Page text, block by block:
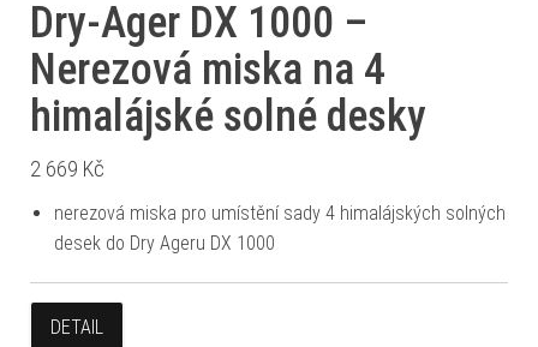
Dry-Ager DX 1000 –
Nerezová miska na 4
himalájské solné desky
2 669 Kč
nerezová miska pro umístění sady 4 himalájských solných
desek do Dry Ageru DX 1000
DETAIL